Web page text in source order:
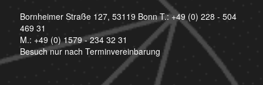
Bornheimer Straße 127, 53119 Bonn T.:+49 (0) 228 - 504
469 31
M.: +49 (0) 1579 - 234 32 31
Besuch nur nach Terminvereinbarung